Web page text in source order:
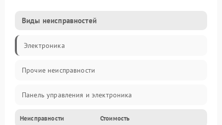
Виды неисправностей
Электроника
Прочие неисправности
Панель управления и электроника
Дверца и корпус
Неисправности Стоимость